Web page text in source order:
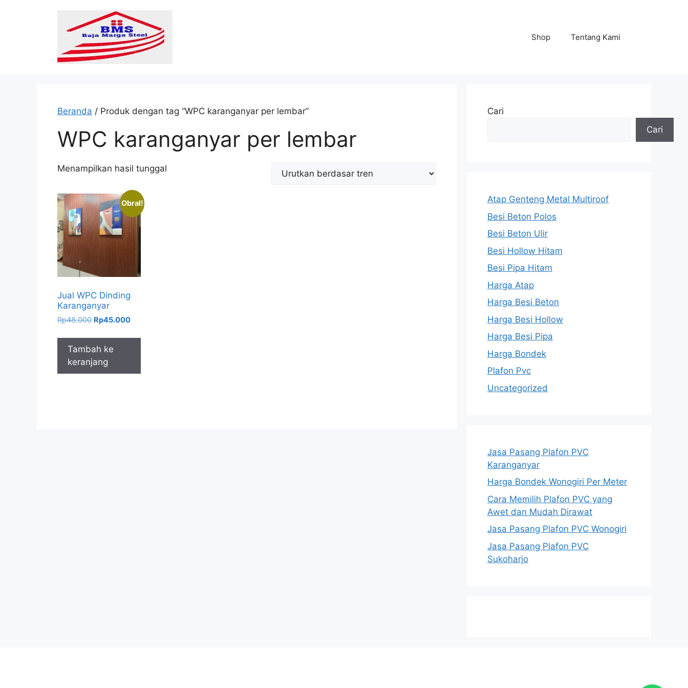
Shop Tentang Kami
Beranda / Produk dengan tag “WPC karanganyar per lembar”
WPC karanganyar per lembar
Menampilkan hasil tunggal
Obral!
Jual WPC Dinding
Karanganyar
Rp48.000 Harga
adalah:
Rp48.000.
Rp45.000Harga
ini
Tambah ke
keranjang
Cari
Cari
Atap Genteng Metal Multiroof
Besi Beton Polos
Besi Beton Ulir
Besi Hollow Hitam
Besi Pipa Hitam
Harga Atap
Harga Besi Beton
Harga Besi Hollow
Harga Besi Pipa
Harga Bondek
Plafon Pvc
Uncategorized
Jasa Pasang Plafon PVC
Karanganyar
Harga Bondek Wonogiri Per Meter
Cara Memilih Plafon PVC yang
Awet dan Mudah Dirawat
Jasa Pasang Plafon PVC Wonogiri
Jasa Pasang Plafon PVC
Sukoharjo